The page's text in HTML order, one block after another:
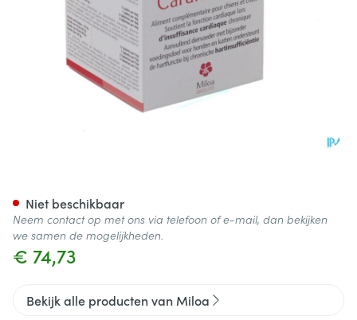
€ 74,73
Niet beschikbaar
Neem contact op met ons via telefoon of e-mail, dan bekijken
we samen de mogelijkheden.
Bekijk alle producten van Miloa